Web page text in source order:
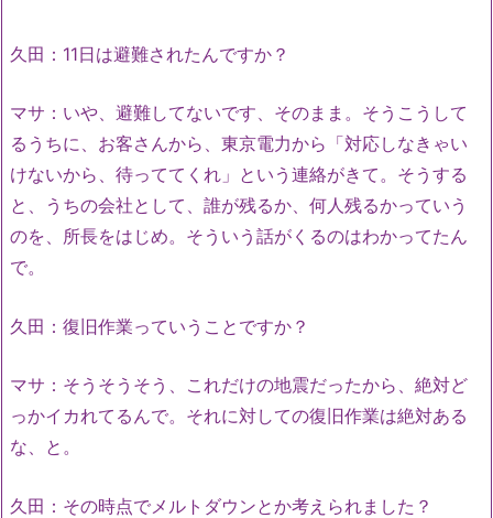
久田：11日は避難されたんですか？
マサ：いや、避難してないです、そのまま。そうこうして
るうちに、お客さんから、東京電力から「対応しなきゃい
けないから、待っててくれ」という連絡がきて。そうする
と、うちの会社として、誰が残るか、何人残るかっていう
のを、所長をはじめ。そういう話がくるのはわかってたん
で。
久田：復旧作業っていうことですか？
マサ：そうそうそう、これだけの地震だったから、絶対ど
っかイカれてるんで。それに対しての復旧作業は絶対ある
な、と。
久田：その時点でメルトダウンとか考えられました？